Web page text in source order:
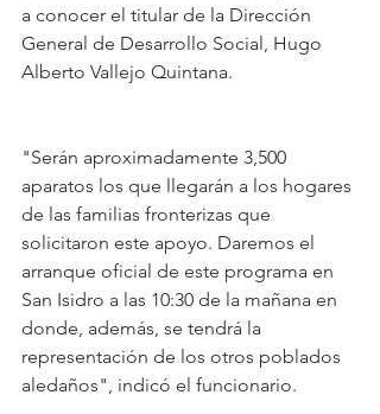
a conocer el titular de la Dirección
General de Desarrollo Social, Hugo
Alberto Vallejo Quintana.
"Serán aproximadamente 3,500
aparatos los que llegarán a los hogares
de las familias fronterizas que
solicitaron este apoyo. Daremos el
arranque oficial de este programa en
San Isidro a las 10:30 de la mañana en
donde, además, se tendrá la
representación de los otros poblados
aledaños", indicó el funcionario.